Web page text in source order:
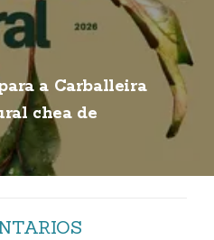
a Carballeira
chea de